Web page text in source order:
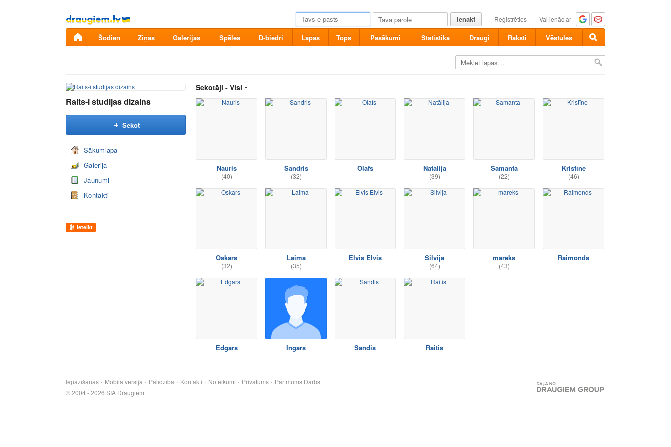
Pāriet
uz
saturu
Ienākt Reģistrēties Vai ienāc ar
Šodien Ziņas Galerijas Spēles D-biedri Lapas Tops Pasākumi Statistika Draugi Raksti Vēstules
Raits-i studijas dizains
Sekot
Sākumlapa
Galerija
Jaunumi
Kontakti
Ieteikt
Sekotāji - Visi
Nauris
(40)
Sandris
(32)
Olafs Natālija
(39)
Samanta
(22)
Kristīne
(46)
Oskars
(32)
Laima
(35)
Elvis Elvis Silvija
(64)
mareks
(43)
Raimonds
Edgars Ingars Sandis Raitis
Iepazīšanās Mobilā versija Palīdzība Kontakti Noteikumi Privātums Par mums Darbs
© 2004 - 2026 SIA Draugiem